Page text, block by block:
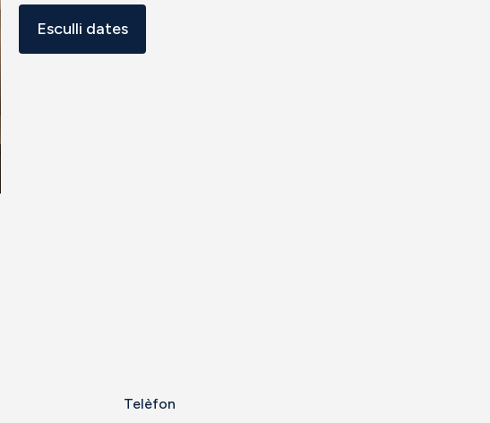
Esculli dates
Telèfon